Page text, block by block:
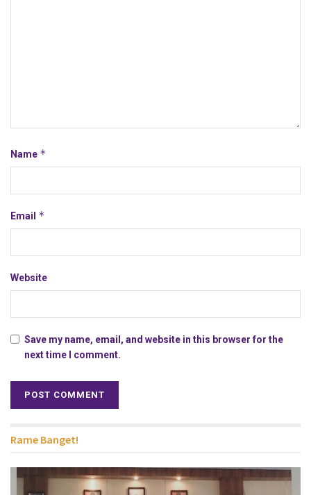
Name *
Email *
Website
Save my name, email, and website in this browser for the
next time I comment.
Rame Banget!